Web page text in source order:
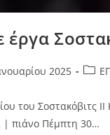
έργα
2025
του Σοστακόβιτς
| πιάνο Πέμπτη 30…